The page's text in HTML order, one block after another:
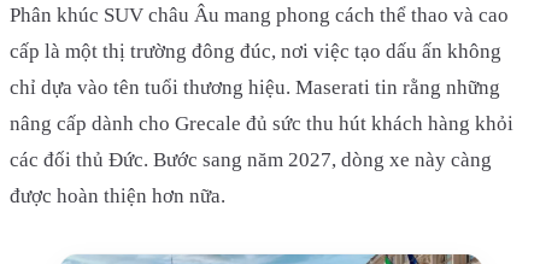
Phân khúc SUV châu Âu mang phong cách thể thao và cao
cấp là một thị trường đông đúc, nơi việc tạo dấu ấn không
chỉ dựa vào tên tuổi thương hiệu. Maserati tin rằng những
nâng cấp dành cho Grecale đủ sức thu hút khách hàng khỏi
các đối thủ Đức. Bước sang năm 2027, dòng xe này càng
được hoàn thiện hơn nữa.